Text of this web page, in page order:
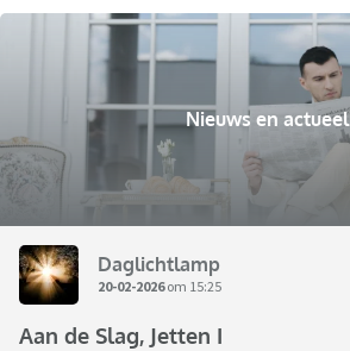
Nieuws en actueel
Daglichtlamp
20-02-2026om 15:25
Aan de Slag, Jetten I